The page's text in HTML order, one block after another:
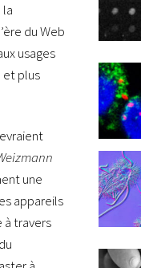
du Web
usages
et plus
une
appareils
à travers